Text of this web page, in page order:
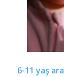
6-11 yaş